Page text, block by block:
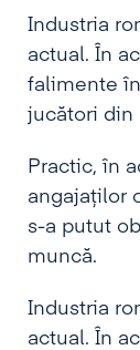
Industria
actual. În
falimente
jucători din
Practic, în
angajaţilor
s-a putut
muncă.
Industria
actual. În